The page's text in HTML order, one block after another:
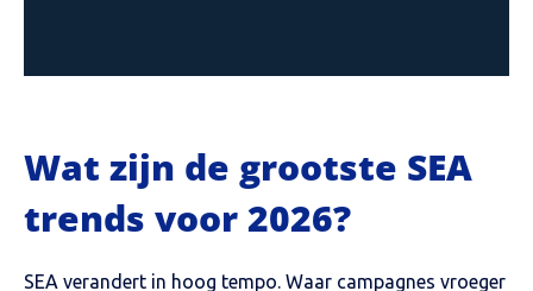
Wat zijn de grootste SEA
trends voor 2026?
SEA verandert in hoog tempo. Waar campagnes vroeger